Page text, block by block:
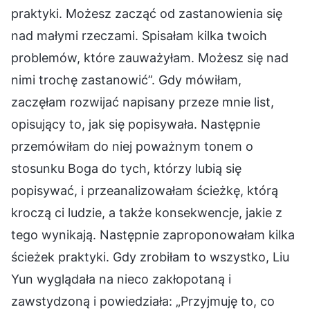
praktyki. Możesz zacząć od zastanowienia się
nad małymi rzeczami. Spisałam kilka twoich
problemów, które zauważyłam. Możesz się nad
nimi trochę zastanowić”. Gdy mówiłam,
zaczęłam rozwijać napisany przeze mnie list,
opisujący to, jak się popisywała. Następnie
przemówiłam do niej poważnym tonem o
stosunku Boga do tych, którzy lubią się
popisywać, i przeanalizowałam ścieżkę, którą
kroczą ci ludzie, a także konsekwencje, jakie z
tego wynikają. Następnie zaproponowałam kilka
ścieżek praktyki. Gdy zrobiłam to wszystko, Liu
Yun wyglądała na nieco zakłopotaną i
zawstydzoną i powiedziała: „Przyjmuję to, co